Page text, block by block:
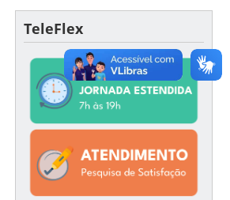
TeleFlex